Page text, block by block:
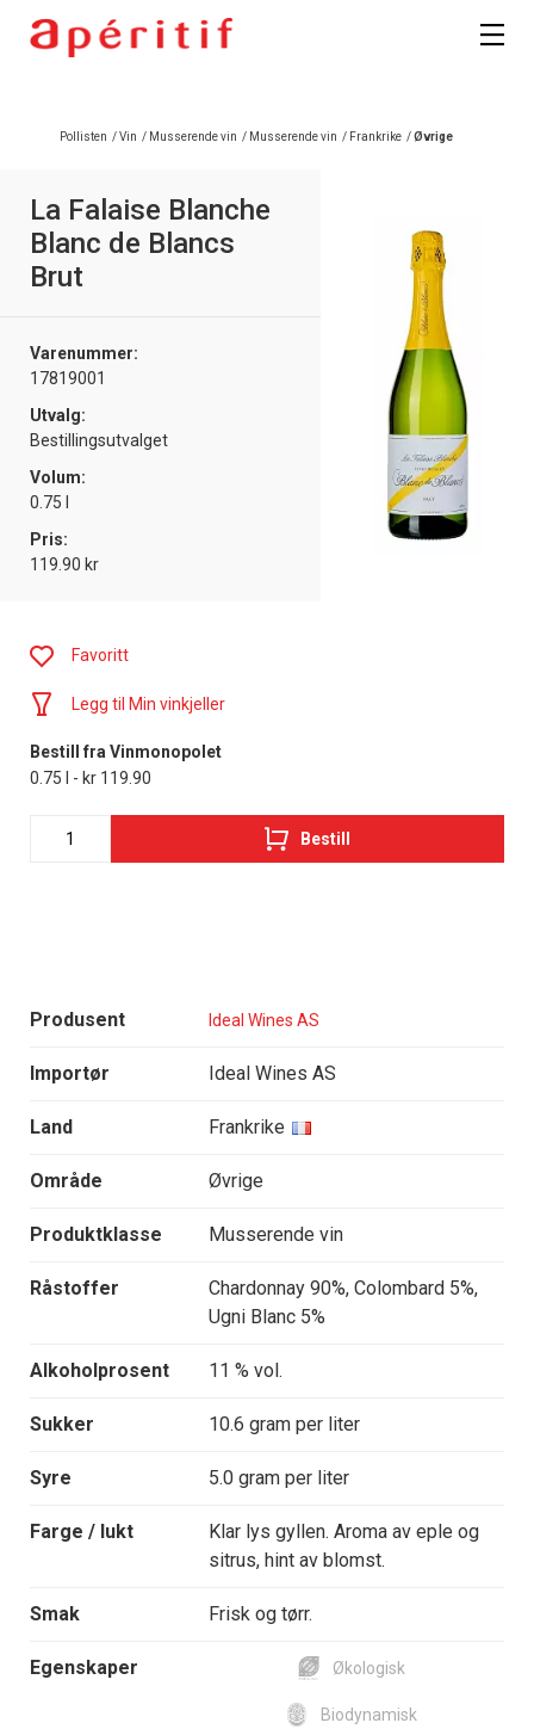
Pollisten /Vin / Musserende vin / Musserende vin / Frankrike /Øvrige
La Falaise Blanche
Blanc de Blancs
Brut
Varenummer:
17819001
Utvalg:
Bestillingsutvalget
Volum:
0.75 l
Pris:
119.90 kr
Produsent Ideal Wines AS
Importør Ideal Wines AS
Land Frankrike
Område Øvrige
Produktklasse Musserende vin
Råstoffer
Chardonnay 90%, Colombard 5%,
Ugni Blanc 5%
Alkoholprosent 11 % vol.
Sukker 10.6 gram per liter
Syre 5.0 gram per liter
Farge / lukt
Klar lys gyllen. Aroma av eple og
sitrus, hint av blomst.
Smak Frisk og tørr.
Egenskaper Økologisk
Biodynamisk
Favoritt
Legg til Min vinkjeller
Bestill fra Vinmonopolet
0.75 l - kr 119.90
Bestill